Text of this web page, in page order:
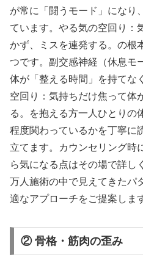
が常に「闘うモード」になり
ています。やる気の空回り：
かず、ミスを連発する。の根
つです。副交感神経（休息モ
体が「整える時間」を持てな
空回り：気持ちだけ焦って体
る。を抱える方一人ひとりの
程度関わっているかを丁寧に
立てます。カウンセリング時
ら気になる点はその場で詳し
万人施術の中で見えてきたパ
適なアプローチをご提案しま
② 骨格・筋肉の歪み